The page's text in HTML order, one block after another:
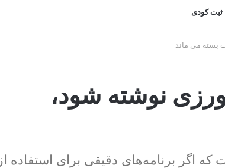
ثبت کودی
بسته می ماند
نوشته شود،
اگر برنامه‌های دقیقی برای استفاده از